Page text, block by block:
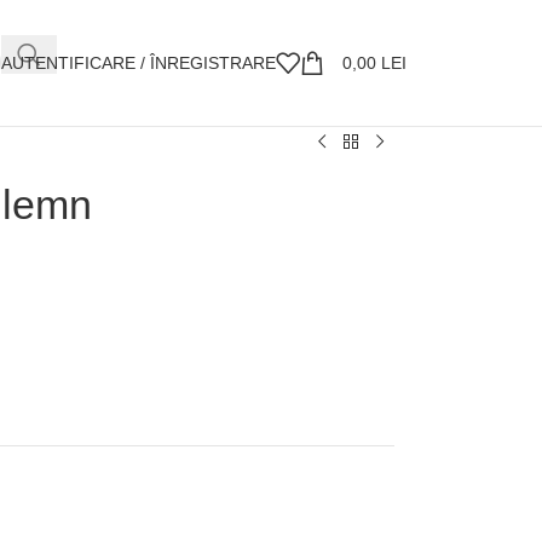
AUTENTIFICARE / ÎNREGISTRARE 0,00 LEI